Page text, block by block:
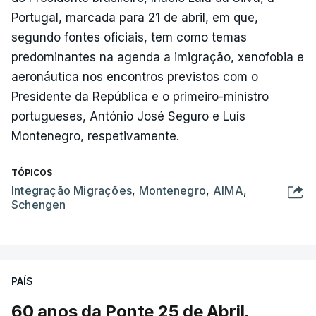
Portugal, marcada para 21 de abril, em que,
segundo fontes oficiais, tem como temas
predominantes na agenda a imigração, xenofobia e
aeronáutica nos encontros previstos com o
Presidente da República e o primeiro-ministro
portugueses, António José Seguro e Luís
Montenegro, respetivamente.
TÓPICOS
Integração Migrações, Montenegro, AIMA,
Schengen
PAÍS
60 anos da Ponte 25 de Abril.